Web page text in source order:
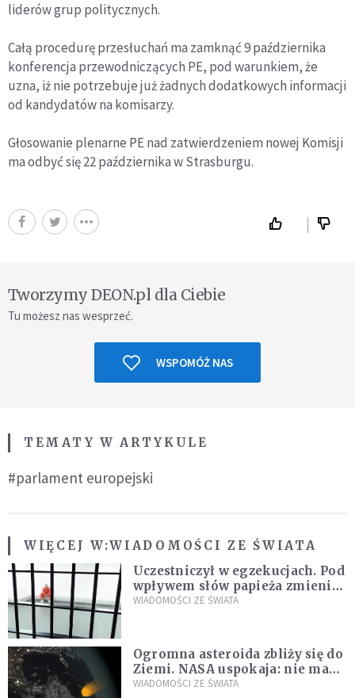
liderów grup politycznych.
Całą procedurę przesłuchań ma zamknąć 9 października
konferencja przewodniczących PE, pod warunkiem, że
uzna, iż nie potrzebuje już żadnych dodatkowych informacji
od kandydatów na komisarzy.
Głosowanie plenarne PE nad zatwierdzeniem nowej Komisji
ma odbyć się 22 października w Strasburgu.
Tworzymy DEON.pl dla Ciebie
Tu możesz nas wesprzeć.
WSPOMÓŻ NAS
TEMATY W ARTYKULE
#parlament europejski
WIĘCEJ W:WIADOMOŚCI ZE ŚWIATA
Uczestniczył w egzekucjach. Pod
wpływem słów papieża zmienił
zdanie
WIADOMOŚCI ZE ŚWIATA
Ogromna asteroida zbliży się do
Ziemi. NASA uspokaja: nie ma
zagrożenia
WIADOMOŚCI ZE ŚWIATA